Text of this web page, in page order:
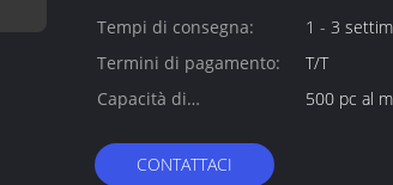
Tempi di consegna:
1 - 3
Termini di pagamento:
T/T
Capacità di
500 pc al
CONTATTACI